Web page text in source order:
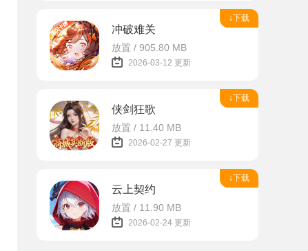
↓下载
冲破难关
放置 / 905.80 MB
2026-03-12 更新
↓下载
侠剑狂歌
放置 / 11.40 MB
2026-02-27 更新
↓下载
云上契约
放置 / 11.90 MB
2026-02-24 更新